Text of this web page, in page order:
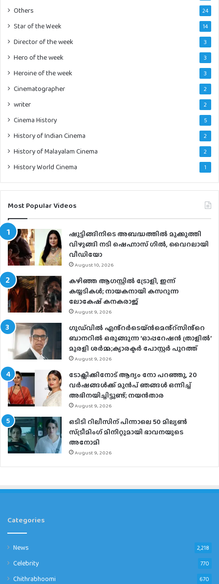
Others 24
Star of the Week 14
Director of the week 3
Hero of the week 3
Heroine of the week 3
Cinematographer 2
writer 2
Cinema History 5
History of Indian Cinema 2
History of Malayalam Cinema 2
History World Cinema 1
Most Popular Videos
ഷൂട്ടിങ്ങിനിടെ അബദ്ധത്തില്‍ മൂക്കുത്തി
വിഴുങ്ങി നടി ഷെഹ്നാസ് ഗില്‍, വൈറലായി
വീഡിയോ
August 10, 2026
കഴിഞ്ഞ ആഗസ്റ്റിൽ ട്രോളി, ഇന്ന്
കയ്യടികൾ; നായകനായി കസറുന്ന
ലോകേഷ് കനകരാജ്
August 9, 2026
ഗുഡ്‌വിൽ എൻ്റർടെയ്ൻമെൻ്റ്സിൻ്റെ
ബാനറിൽ ഒരുങ്ങുന്ന ‘ഓപ്പറേഷൻ ത്രാളിൽ’
മുരളി ശർമ്മ;ക്യാരക്ടർ പോസ്റ്റർ പുറത്ത്
August 9, 2026
ടോക്സിക്കിനോട് ആദ്യം നോ പറഞ്ഞു, 20
വർഷങ്ങൾക്ക് മുൻപ് ഞങ്ങൾ ഒന്നിച്ച്
അഭിനയിച്ചിട്ടുണ്ട്; നയൻ‌താര
August 9, 2026
ഒടിടി റിലീസിന് പിന്നാലെ 50 മില്യൺ
സ്ട്രീമിം​ഗ് മിനിറ്റുമായി ഭാവനയുടെ
അനോമി
August 9, 2026
Categories
News 2,218
Celebrity 770
Chithrabhoomi 670